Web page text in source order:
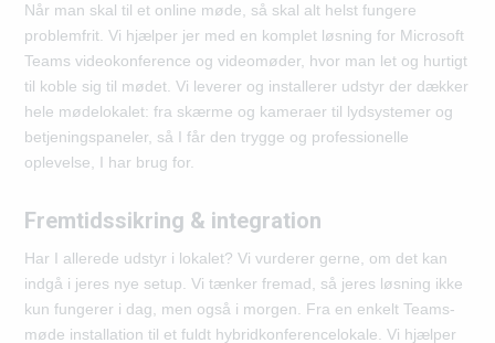
Når man skal til et online møde, så skal alt helst fungere
problemfrit. Vi hjælper jer med en komplet løsning for Microsoft
Teams videokonference og videomøder, hvor man let og hurtigt
til koble sig til mødet. Vi leverer og installerer udstyr der dækker
hele mødelokalet: fra skærme og kameraer til lydsystemer og
betjeningspaneler, så I får den trygge og professionelle
oplevelse, I har brug for.
Fremtidssikring & integration
Har I allerede udstyr i lokalet? Vi vurderer gerne, om det kan
indgå i jeres nye setup. Vi tænker fremad, så jeres løsning ikke
kun fungerer i dag, men også i morgen. Fra en enkelt Teams-
møde installation til et fuldt hybridkonferencelokale. Vi hjælper